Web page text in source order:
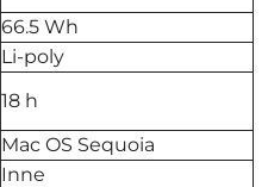
66.5 Wh
Li-poly
18 h
Mac OS Sequoia
Inne